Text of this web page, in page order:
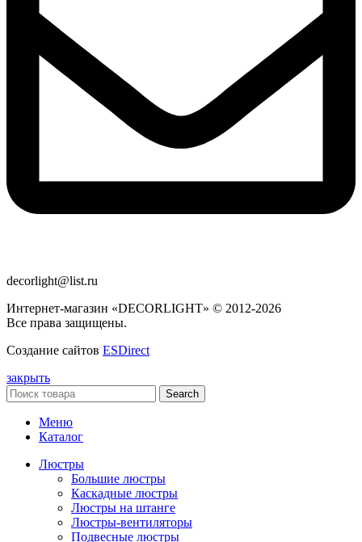
decorlight@list.ru
Интернет-магазин «DECORLIGHT» © 2012-2026
Все права защищены.
Создание сайтов ESDirect
закрыть
Search
Меню
Каталог
Люстры
Большие люстры
Каскадные люстры
Люстры на штанге
Люстры-вентиляторы
Подвесные люстры